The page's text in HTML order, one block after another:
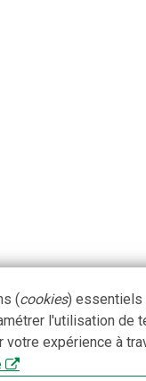
(cookies) essentiels
l'utilisation de
expérience à